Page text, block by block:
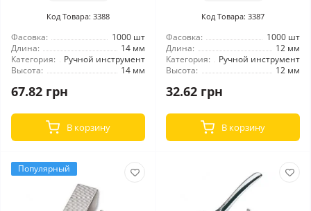
Код Товара: 3388
Фасовка:
1000 шт
Длина:
14 мм
Категория:
Ручной инструмент
Высота:
14 мм
67.82 грн
В корзину
Код Товара: 3387
Фасовка:
1000 шт
Длина:
12 мм
Категория:
Ручной инструмент
Высота:
12 мм
32.62 грн
В корзину
Популярный